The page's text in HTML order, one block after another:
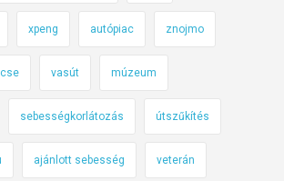
xpeng autópiac znojmo
vasút múzeum
sebességkorlátozás útszűkítés
ajánlott sebesség veterán